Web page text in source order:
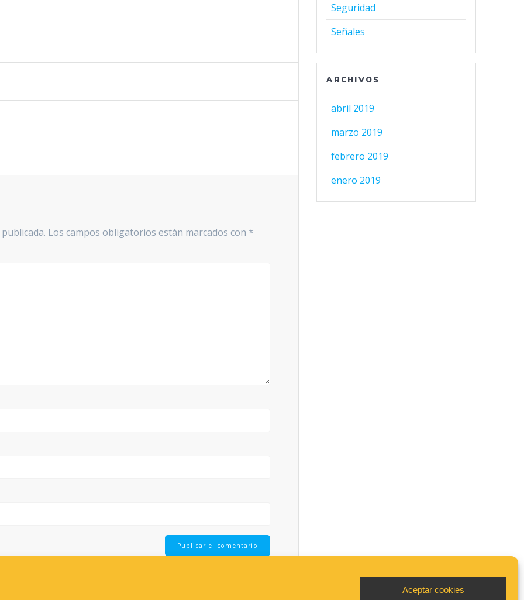
Aceptar cookies
Los campos obligatorios están marcados con *
Seguridad
Señales
ARCHIVOS
abril 2019
marzo 2019
febrero 2019
enero 2019